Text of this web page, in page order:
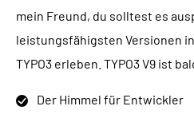
mein Freund, du solltest es
leistungsfähigsten Versionen
TYPO3 erleben. TYPO3 V9 ist
Der Himmel für Entwickler